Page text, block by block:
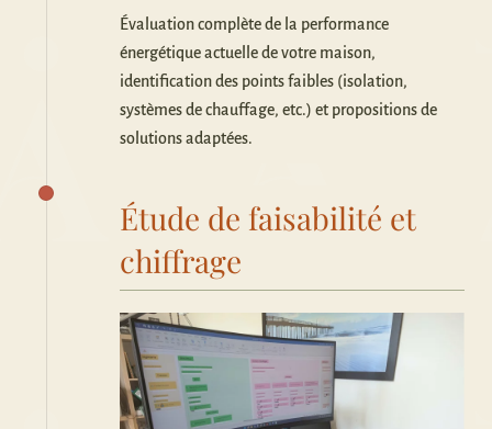
Évaluation complète de la performance
énergétique actuelle de votre maison,
identification des points faibles (isolation,
systèmes de chauffage, etc.) et propositions de
solutions adaptées.
Étude de faisabilité et
chiffrage